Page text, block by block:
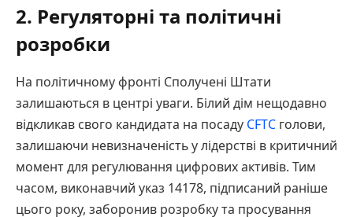
2. Регуляторні та політичні
розробки
На політичному фронті Сполучені Штати
залишаються в центрі уваги. Білий дім нещодавно
відкликав свого кандидата на посаду CFTC голови,
залишаючи невизначеність у лідерстві в критичний
момент для регулювання цифрових активів. Тим
часом, виконавчий указ 14178, підписаний раніше
цього року, заборонив розробку та просування